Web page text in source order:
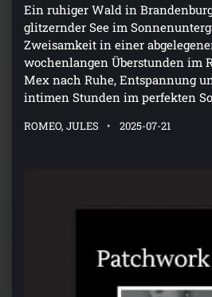
Ein ruhiger Wald in
glitzernder See im
Zweisamkeit in einer
wochenlangen Überstunden im
Mex nach Ruhe, Entspannung
intimen Stunden im perfekten
ROMEO, JULES 2025-07-21